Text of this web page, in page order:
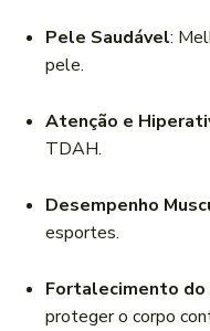
Pele Saudável:
pele.
Atenção e
TDAH.
Desempenho
esportes.
Fortalecimento
proteger o corpo